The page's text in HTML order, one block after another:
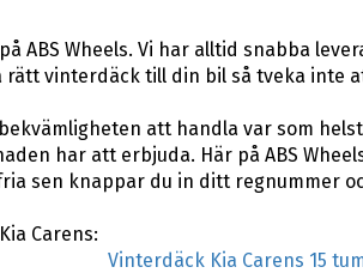
ABS Wheels. Vi har alltid snabba
vinterdäck till din bil så tveka inte
att handla var som
har att erbjuda. Här på ABS
sen knappar du in ditt regnummer
Carens:
Vinterdäck Kia Carens 15